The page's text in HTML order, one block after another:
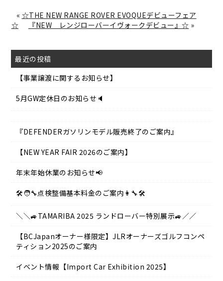
« ☆THE NEW RANGE ROVER EVOQUEデビューフェア
☆
『NEW レンジローバーイヴォークデビュー』☆ »
最近の投稿
【事業譲渡に関するお知らせ】
5月GW定休日のお知らせ🔈
『DEFENDERガソリンモデル販売終了のご案内』
【NEW YEAR FAIR 2026のご案内】
年末年始休業のお知らせ📢
🛠️🧑‍🔧点検整備基本料金のご案内👩‍🔧🛠️
＼＼🚙TAMARIBA 2025 ランドローバー特別展示🚙／／
【BCJapanオーナー様限定】JLRオーナーズゴルフコンペ
ティション2025のご案内
イベント情報【Import Car Exhibition 2025】